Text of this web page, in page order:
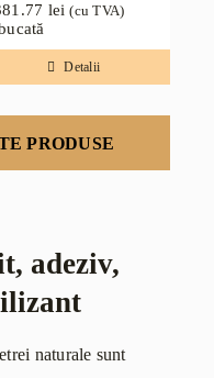
lei (cu TVA)
Detalii
PRODUSE
adeziv,
naturale sunt